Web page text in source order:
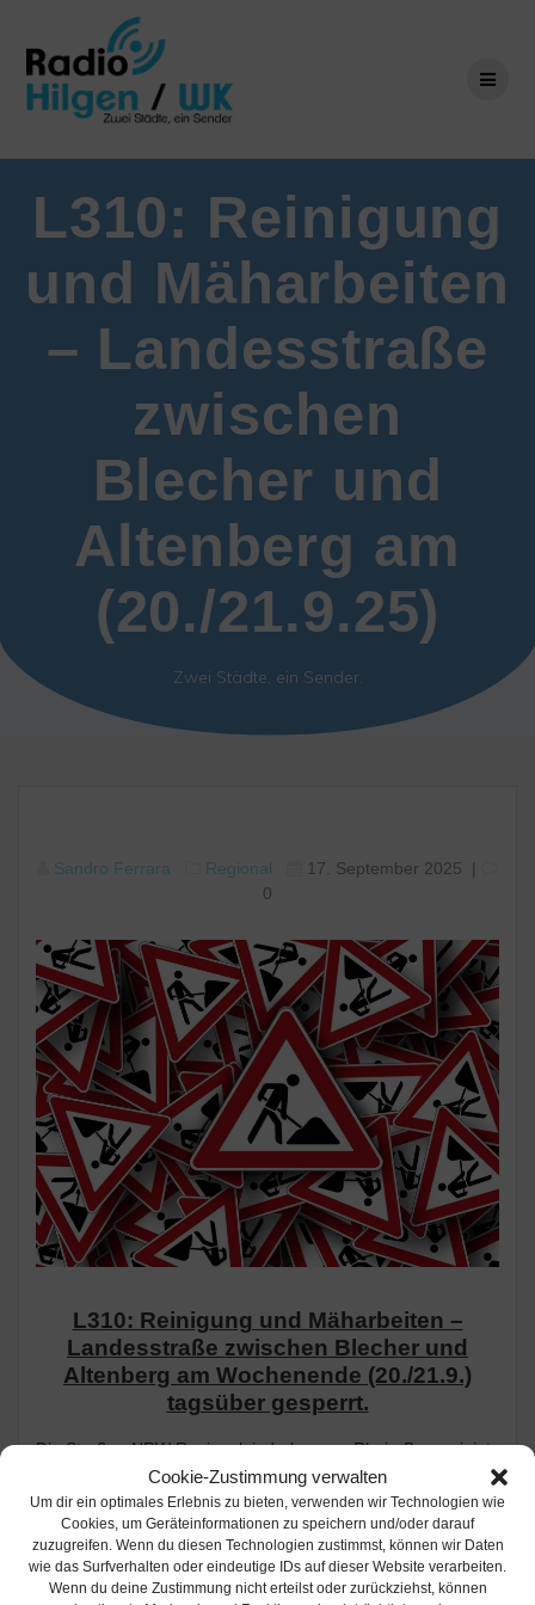
Cookie-Zustimmung verwalten
Um dir ein optimales Erlebnis zu bieten, verwenden wir Technologien wie
Cookies, um Geräteinformationen zu speichern und/oder darauf
zuzugreifen. Wenn du diesen Technologien zustimmst, können wir Daten
wie das Surfverhalten oder eindeutige IDs auf dieser Website verarbeiten.
Wenn du deine Zustimmung nicht erteilst oder zurückziehst, können
springen
L310: Reinigung
und Mäharbeiten
– Landesstraße
zwischen
Blecher und
Altenberg am
(20./21.9.25)
Zwei Städte, ein Sender.
Sandro Ferrara Regional 17. September 2025 |
0
L310: Reinigung und Mäharbeiten –
Landesstraße zwischen Blecher und
Altenberg am Wochenende (20./21.9.)
tagsüber gesperrt.
Die Straßen.NRW Regionalniederlassung Rhein-Berg reinigt
am Samstag (20.9.) und Sonntag (21.9.) an der L 310
zwischen Blecher und Altenberg die Straßenabläufe und führt
Mäharbeiten durch. Die L310 (Hauptstraße) wird während
der Maßnahme zwischen Blecher und Altenberg jeweils in
der Zeit von 7 bis 17 Uhr gesperrt. Verkehrsteilnehmerinnen
und Verkehrsteilnehmer sollten über die K29 (Bergstraße)